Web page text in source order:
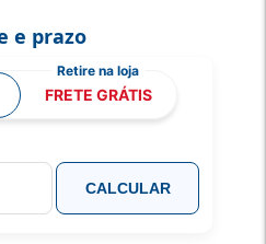
e prazo
FRETE GRÁTIS
CALCULAR